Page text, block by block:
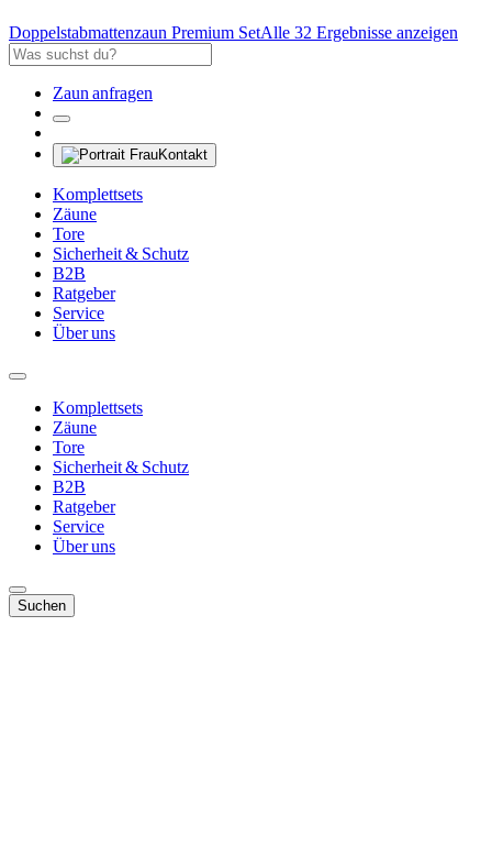
Doppelstabmattenzaun Premium SetAlle 32 Ergebnisse anzeigen
Zaun anfragen
Kontakt
Komplettsets
Zäune
Tore
Sicherheit & Schutz
B2B
Ratgeber
Service
Über uns
Komplettsets
Zäune
Tore
Sicherheit & Schutz
B2B
Ratgeber
Service
Über uns
Suchen